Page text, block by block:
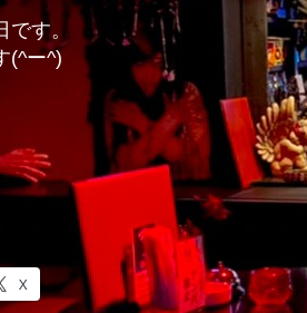
す。
(^ー^)
X